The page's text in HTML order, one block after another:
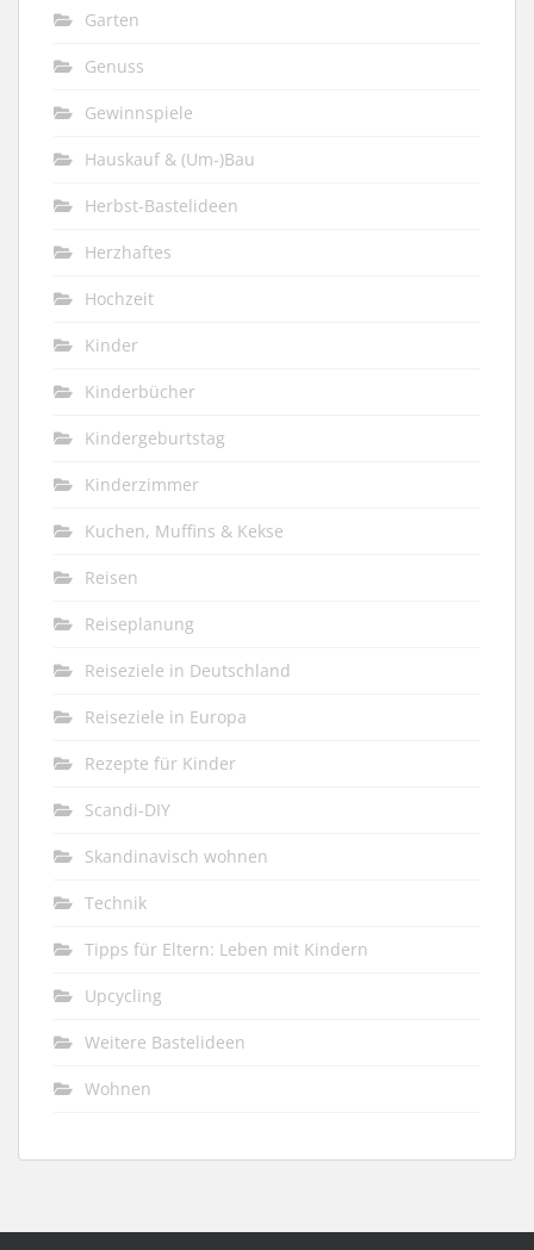
Garten
Genuss
Gewinnspiele
Hauskauf & (Um-)Bau
Herbst-Bastelideen
Herzhaftes
Hochzeit
Kinder
Kinderbücher
Kindergeburtstag
Kinderzimmer
Kuchen, Muffins & Kekse
Reisen
Reiseplanung
Reiseziele in Deutschland
Reiseziele in Europa
Rezepte für Kinder
Scandi-DIY
Skandinavisch wohnen
Technik
Tipps für Eltern: Leben mit Kindern
Upcycling
Weitere Bastelideen
Wohnen